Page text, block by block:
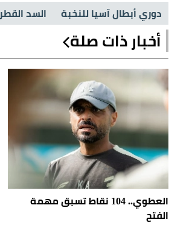
دوري أبطال آسيا للنخبة السد
أخبار ذات صلة
العطوي.. 104 نقاط تسبق مهمة
الفتح